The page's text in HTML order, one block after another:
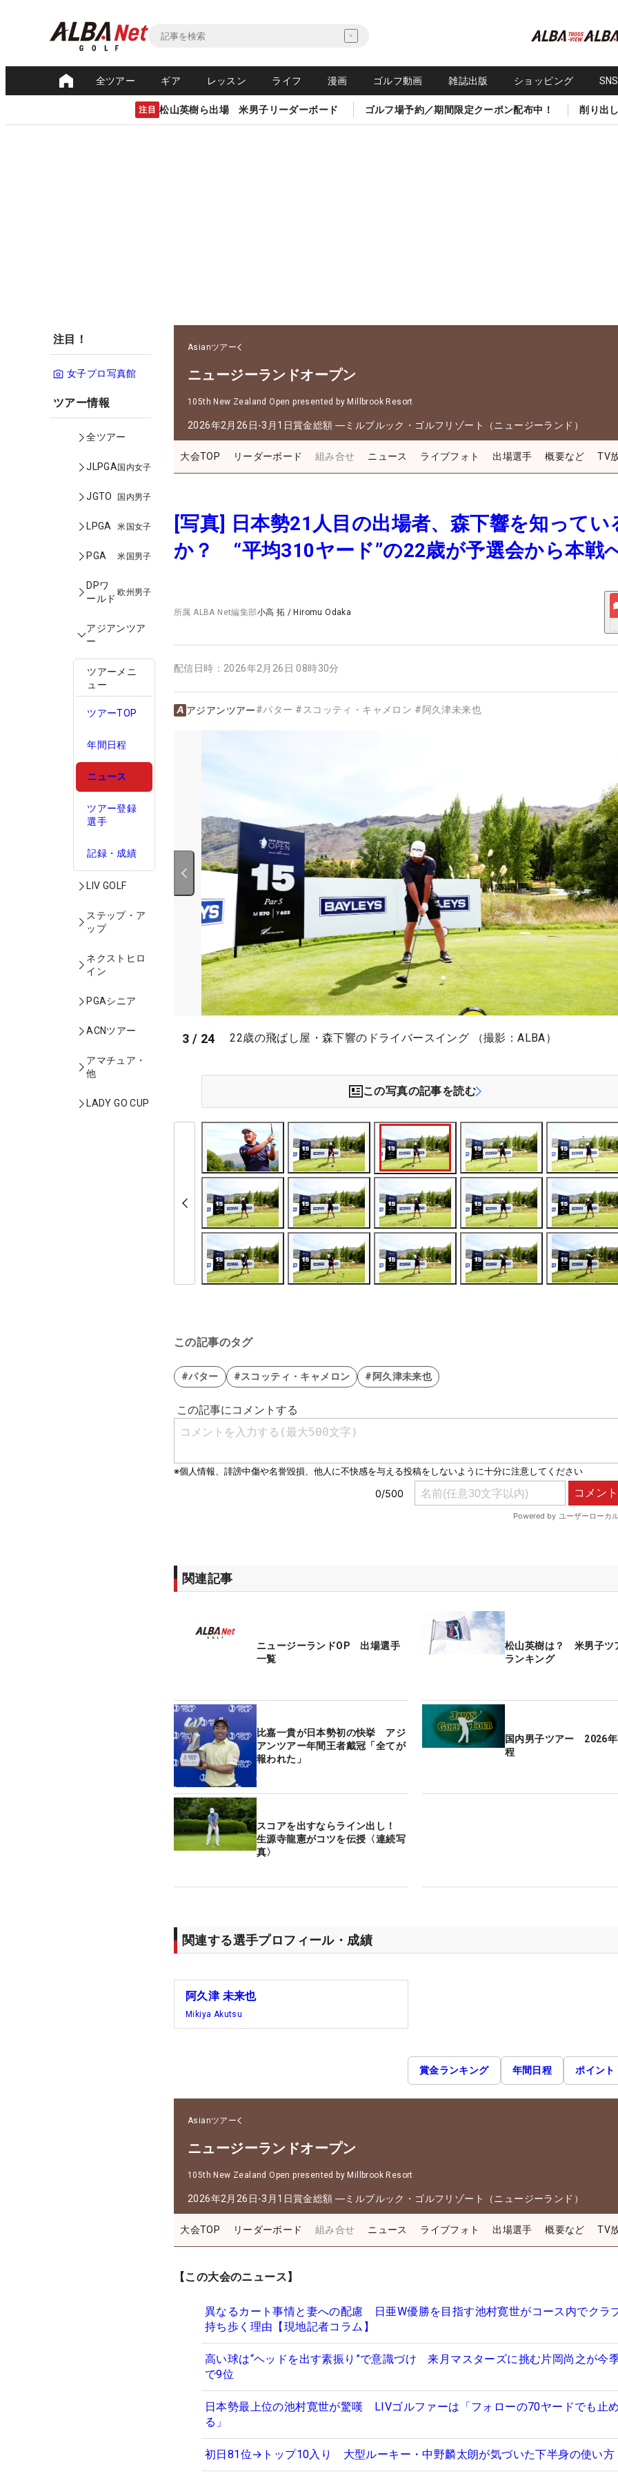
全ツアー ギア レッスン ライフ 漫画 ゴルフ動画 雑誌出版 ショッピング
注目 松山英樹ら出場 米男子リーダーボード ゴルフ場予約／期間限定クーポン配布中！ 削り出
注目！
女子プロ写真館
ツアー情報
全ツアー
JLPGA国内女子
JGTO 国内男子
LPGA 米国女子
PGA 米国男子
DPワ
ールド
欧州男子
アジアンツア
ー
ツアーメニ
ュー
ツアーTOP
年間日程
ニュース
ツアー登録
選手
記録・成績
LIV GOLF
ステップ・ア
ップ
ネクストヒロ
イン
PGAシニア
ACNツアー
アマチュア・
他
LADY GO CUP
Asianツアー
ニュージーランドオープン
105th New Zealand Open presented by Millbrook Resort
2026年2月26日-3月1日賞金総額 ―ミルブルック・ゴルフリゾート（ニュージーランド）
大会TOP リーダーボード 組み合せ ニュース ライブフォト 出場選手 概要など TV
[写真] 日本勢21人目の出場者、森下響を知ってい
か？ “平均310ヤード”の22歳が予選会から本戦
所属ALBA Net編集部小高 拓 / Hiromu Odaka
配信日時： 2026年2月26日 08時30分
アジアンツアー#パター # スコッティ・キャメロン # 阿久津未来也
3 / 24 22歳の飛ばし屋・森下響のドライバースイング （撮影：ALBA）
この写真の記事を読む
この記事のタグ
#パター #スコッティ・キャメロン #阿久津未来也
関連記事
ニュージーランドOP 出場選手
一覧
松山英樹は？ 米男子ツ
ランキング
比嘉一貴が日本勢初の快挙 アジ
アンツアー年間王者戴冠「全てが
報われた」
国内男子ツアー 2026
程
スコアを出すならライン出し！
生源寺龍憲がコツを伝授〈連続写
真〉
関連する選手プロフィール・成績
阿久津 未来也
Mikiya Akutsu
賞金ランキング 年間日程 ポイント
Asianツアー
ニュージーランドオープン
105th New Zealand Open presented by Millbrook Resort
2026年2月26日-3月1日賞金総額 ―ミルブルック・ゴルフリゾート（ニュージーランド）
大会TOP リーダーボード 組み合せ ニュース ライブフォト 出場選手 概要など TV
【この大会のニュース】
異なるカート事情と妻への配慮 日亜W優勝を目指す池村寛世がコース内でクラ
持ち歩く理由【現地記者コラム】
高い球は“ヘッドを出す素振り”で意識づけ 来月マスターズに挑む片岡尚之が今
で9位
日本勢最上位の池村寛世が驚嘆 LIVゴルファーは「フォローの70ヤードでも止
る」
初日81位→トップ10入り 大型ルーキー・中野麟太朗が気づいた下半身の使い方